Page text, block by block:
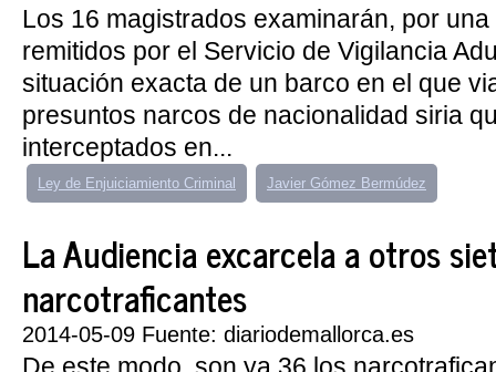
Los 16 magistrados examinarán, por
remitidos por el Servicio de Vigilancia
situación exacta de un barco en el que
presuntos narcos de nacionalidad siria
interceptados en...
Ley de Enjuiciamiento Criminal Javier Gómez Bermúdez
La Audiencia excarcela a otros
narcotraficantes
2014-05-09 Fuente: diariodemallorca.es